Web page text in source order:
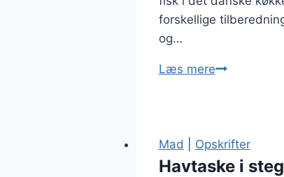
forskellige
og…
Læs mereHavtaske
lækkert
tilbehør
Mad Opskrifter
Havtaske i